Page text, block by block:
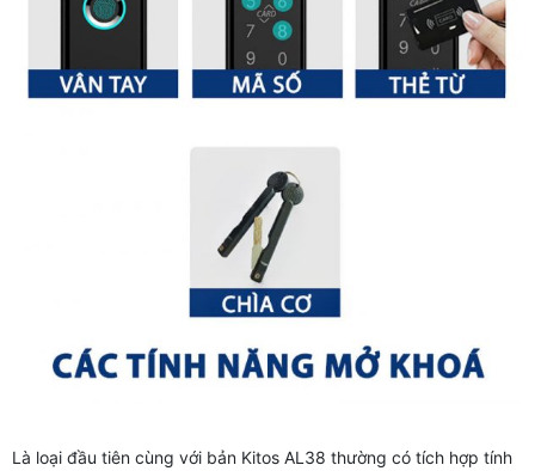
Là loại đầu tiên cùng với bản Kitos AL38 thường có tích hợp tính